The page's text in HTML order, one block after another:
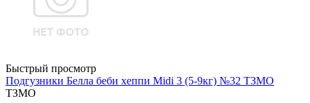
Быстрый просмотр
Подгузники Белла беби хеппи Midi 3 (5-9кг) №32 ТЗМО
ТЗМО